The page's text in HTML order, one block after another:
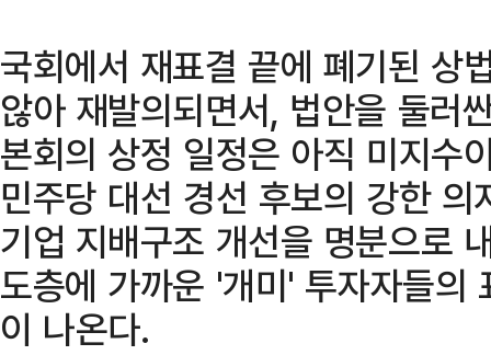
국회에서 재표결 끝에 폐기된 상
않아 재발의되면서, 법안을 둘러
본회의 상정 일정은 아직 미지수
민주당 대선 경선 후보의 강한
기업 지배구조 개선을 명분으로
도층에 가까운 '개미' 투자자들의
이 나온다.